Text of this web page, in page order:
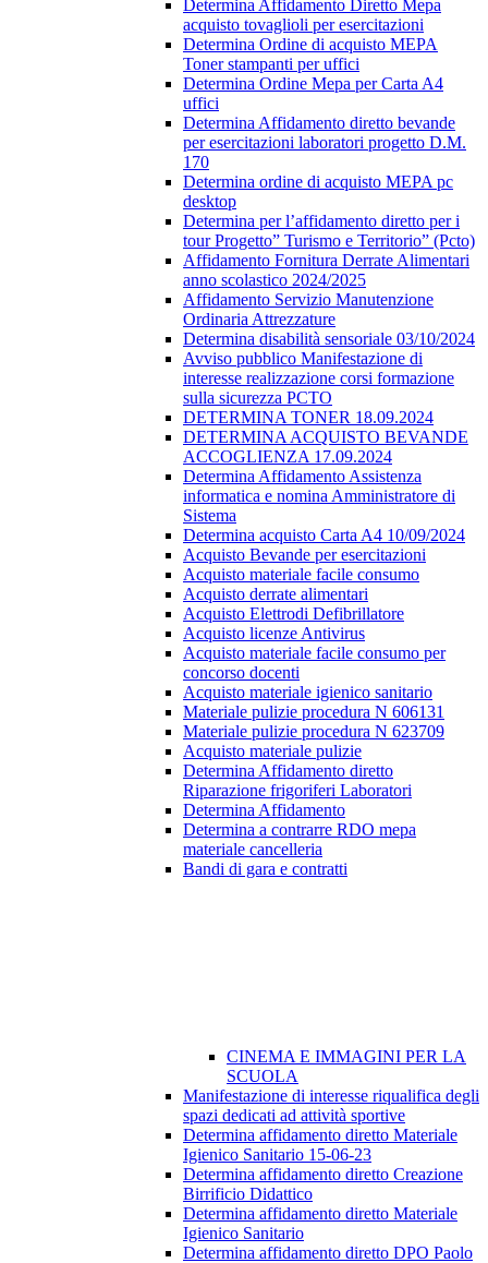
Determina Affidamento Diretto Mepa
acquisto tovaglioli per esercitazioni
Determina Ordine di acquisto MEPA
Toner stampanti per uffici
Determina Ordine Mepa per Carta A4
uffici
Determina Affidamento diretto bevande
per esercitazioni laboratori progetto D.M.
170
Determina ordine di acquisto MEPA pc
desktop
Determina per l’affidamento diretto per i
tour Progetto” Turismo e Territorio” (Pcto)
Affidamento Fornitura Derrate Alimentari
anno scolastico 2024/2025
Affidamento Servizio Manutenzione
Ordinaria Attrezzature
Determina disabilità sensoriale 03/10/2024
Avviso pubblico Manifestazione di
interesse realizzazione corsi formazione
sulla sicurezza PCTO
DETERMINA TONER 18.09.2024
DETERMINA ACQUISTO BEVANDE
ACCOGLIENZA 17.09.2024
Determina Affidamento Assistenza
informatica e nomina Amministratore di
Sistema
Determina acquisto Carta A4 10/09/2024
Acquisto Bevande per esercitazioni
Acquisto materiale facile consumo
Acquisto derrate alimentari
Acquisto Elettrodi Defibrillatore
Acquisto licenze Antivirus
Acquisto materiale facile consumo per
concorso docenti
Acquisto materiale igienico sanitario
Materiale pulizie procedura N 606131
Materiale pulizie procedura N 623709
Acquisto materiale pulizie
Determina Affidamento diretto
Riparazione frigoriferi Laboratori
Determina Affidamento
Determina a contrarre RDO mepa
materiale cancelleria
Bandi di gara e contratti
CINEMA E IMMAGINI PER LA
SCUOLA
Manifestazione di interesse riqualifica degli
spazi dedicati ad attività sportive
Determina affidamento diretto Materiale
Igienico Sanitario 15-06-23
Determina affidamento diretto Creazione
Birrificio Didattico
Determina affidamento diretto Materiale
Igienico Sanitario
Determina affidamento diretto DPO Paolo